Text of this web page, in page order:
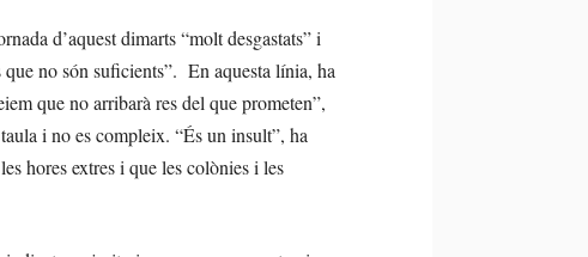
d’aquest dimarts “molt desgastats” i
no són suficients”. En aquesta línia, ha
que no arribarà res del que prometen”,
i no es compleix. “És un insult”, ha
hores extres i que les colònies i les